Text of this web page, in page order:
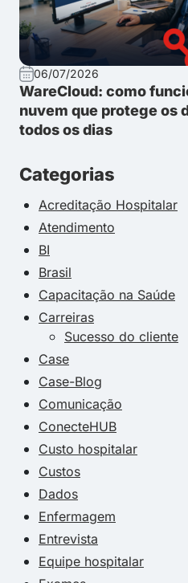
06/07/2026
WareCloud: como
nuvem que protege os
todos os dias
Categorias
Acreditação Hospitalar
Atendimento
BI
Brasil
Capacitação na Saúde
Carreiras
Sucesso do cliente
Case
Case-Blog
Comunicação
ConecteHUB
Custo hospitalar
Custos
Dados
Enfermagem
Entrevista
Equipe hospitalar